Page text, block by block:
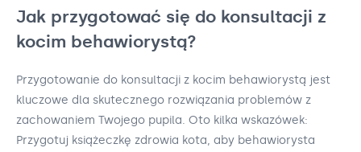
Jak przygotować się do konsultacji z
kocim behawiorystą?
Przygotowanie do konsultacji z kocim behawiorystą jest
kluczowe dla skutecznego rozwiązania problemów z
zachowaniem Twojego pupila. Oto kilka wskazówek:
Przygotuj książeczkę zdrowia kota, aby behawiorysta